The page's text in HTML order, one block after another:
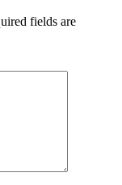
fields are